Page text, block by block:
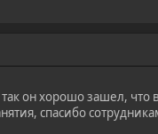
он хорошо зашел,
спасибо